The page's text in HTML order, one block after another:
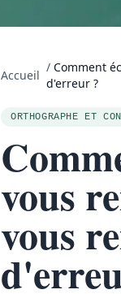
Accueil
/ Comment
d'erreur ?
ORTHOGRAPHE ET
vous
vous